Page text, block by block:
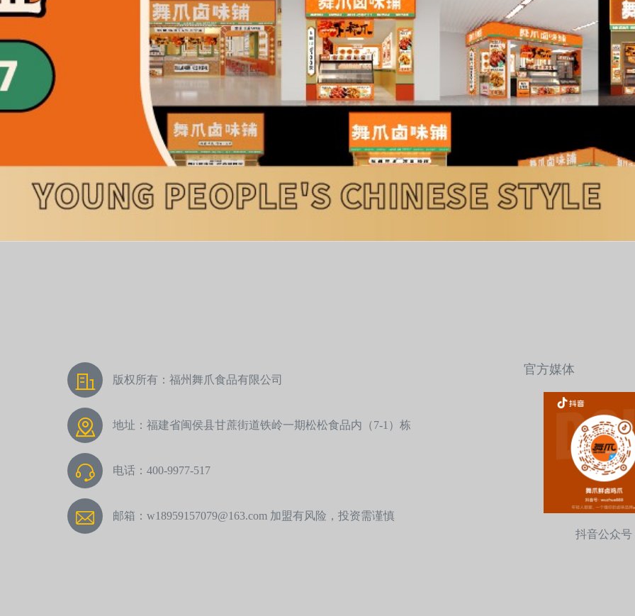
版权所有：福州舞爪食品有限公司
地址：福建省闽侯县甘蔗街道铁岭一期松松食品内（7-1）栋
电话：400-9977-517
邮箱：w18959157079@163.com 加盟有风险，投资需谨慎
官方媒体
抖音公众号